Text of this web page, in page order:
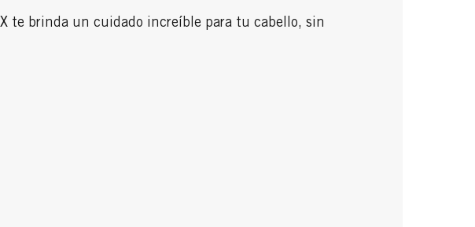
te brinda un cuidado increíble para tu cabello, sin